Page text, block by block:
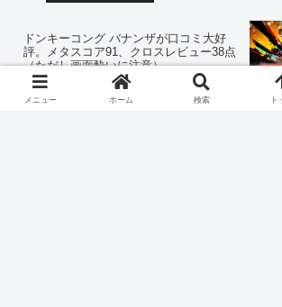
ドンキーコング バナンザが口コミ大好
評。メタスコア91、クロスレビュー38点
（ただし画面酔いに注意）
メニュー ホーム 検索 ト